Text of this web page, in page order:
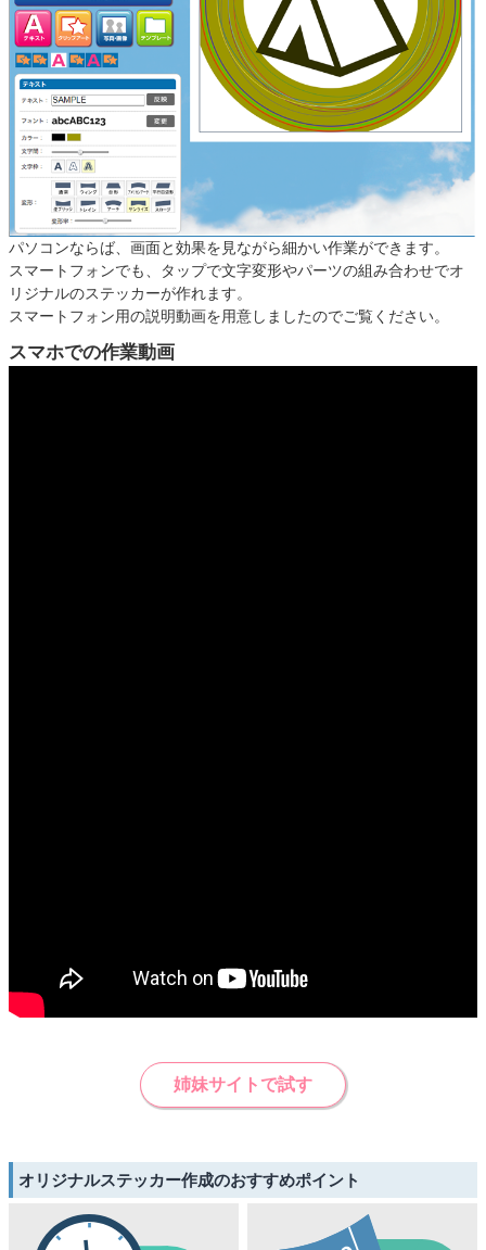
パソコンならば、画面と効果を見ながら細かい作業ができます。
スマートフォンでも、タップで文字変形やパーツの組み合わせでオ
リジナルのステッカーが作れます。
スマートフォン用の説明動画を用意しましたのでご覧ください。
スマホでの作業動画
姉妹サイトで試す
オリジナルステッカー作成のおすすめポイント